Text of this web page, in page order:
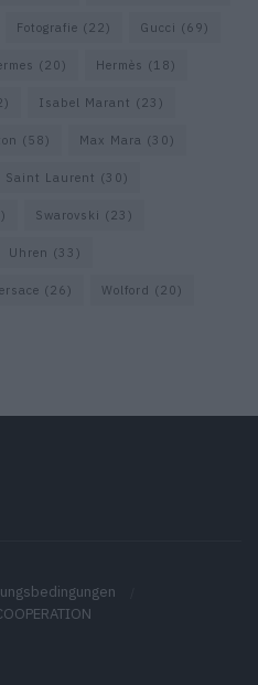
Fotografie (22) Gucci (69)
(20) Hermès (18)
Isabel Marant (23)
(58) Max Mara (30)
Saint Laurent (30)
Swarovski (23)
Uhren (33)
(26) Wolford (20)